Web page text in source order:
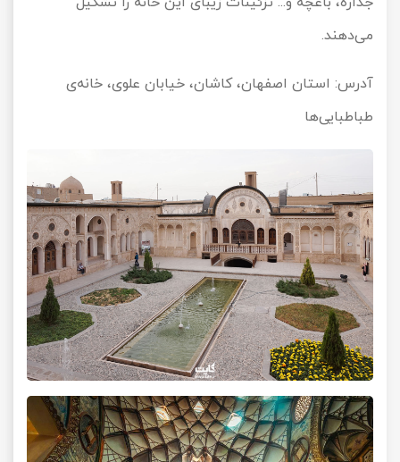
می‌دهند.
آدرس: استان اصفهان، کاشان، خیابان علوی، خانه‌ی
طباطبایی‌ها